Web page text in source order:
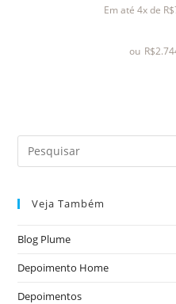
Em até 4x de R$
ou R$
Veja Também
Blog Plume
Depoimento Home
Depoimentos